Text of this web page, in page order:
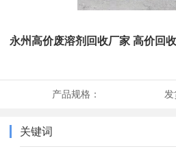
永州高价废溶剂回收厂家 高价回
产品规格： 发
关键词